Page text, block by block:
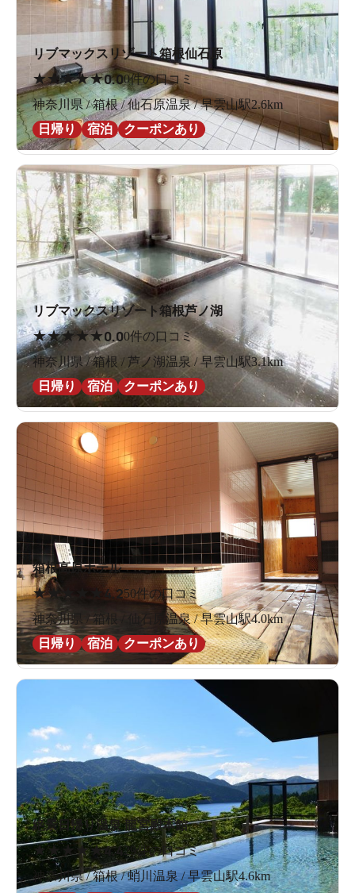
リブマックスリゾート箱根仙石原
★★★★★0.00件の口コミ
神奈川県 / 箱根 / 仙石原温泉 / 早雲山駅2.6km
日帰り
宿泊 クーポンあり
リブマックスリゾート箱根芦ノ湖
★★★★★0.00件の口コミ
神奈川県 / 箱根 / 芦ノ湖温泉 / 早雲山駅3.1km
日帰り
宿泊 クーポンあり
箱根高原ホテル
★★ ★ ★4.250件の口コミ
神奈川県 / 箱根 / 仙石原温泉 / 早雲山駅4.0km
日帰り
宿泊 クーポンあり
絶景日帰り温泉 龍宮殿本館
★★ ★★★4.429件の口コミ
神奈川県 / 箱根 / 蛸川温泉 / 早雲山駅4.6km